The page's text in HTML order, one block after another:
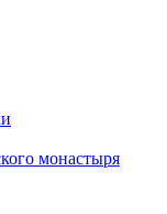
монастыря